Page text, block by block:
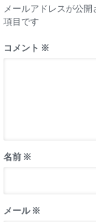
メールアドレスが公開
項目です
コメント ※
名前 ※
メール※